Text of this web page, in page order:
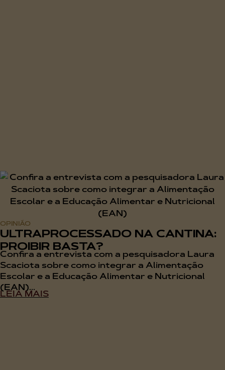
OPINIÃO
ULTRAPROCESSADO NA CANTINA:
PROIBIR BASTA?
Confira a entrevista com a pesquisadora Laura
Scaciota sobre como integrar a Alimentação
Escolar e a Educação Alimentar e Nutricional
(EAN)...
LEIA MAIS